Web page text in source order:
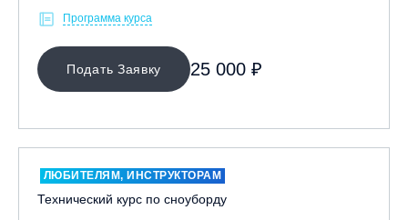
Программа курса
Подать Заявку 25 000 ₽
ЛЮБИТЕЛЯМ, ИНСТРУКТОРАМ
Технический курс по сноуборду